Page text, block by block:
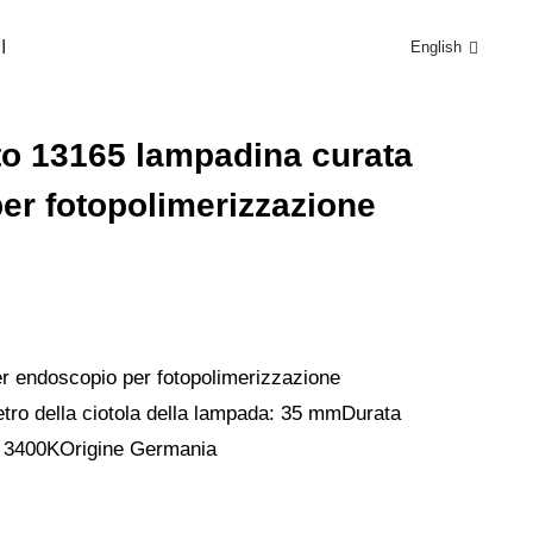
English
13165 lampadina curata
fotopolimerizzazione
endoscopio per fotopolimerizzazione
della ciotola della lampada: 35 mmDurata
Origine Germania